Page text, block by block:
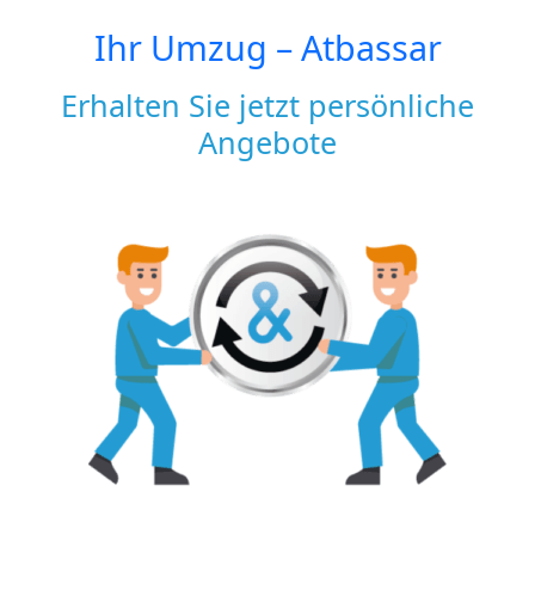
Ihr Umzug –Atbassar
Erhalten Sie jetzt persönliche
Angebote